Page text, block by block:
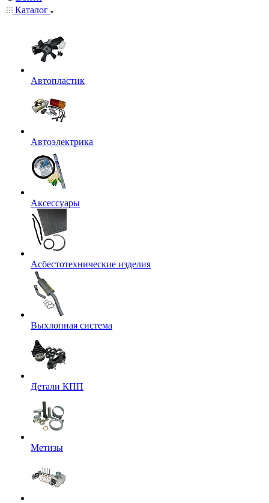
Каталог
Автопластик
Автоэлектрика
Аксессуары
Асбестотехнические изделия
Выхлопная система
Детали КПП
Метизы